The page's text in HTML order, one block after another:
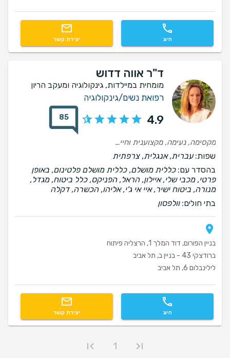
חיוג יצירת קשר
ד"ר אווה דדוש
מומחית במיילדות, גינקולוגיה ומעקב הריון
רפואת נשים/גינקולוגיה
4.9
85
מקסימה, נעימה, מקצוענית וחייכנית.
שפות:עברית, אנגלית, צרפתית
בהסדר עם:כללית מושלם, כללית מושלם פלטינום, באופן
פרטי, מכבי שלי, איילון, הראל, הפניקס, כלל ביטוח, מגדל,
מנורה, ביטוח ישיר, איי אי ג'י, אליהו, הכשרה, דקלה
בתי חולים:וולפסון
בניין הפורום, דוד המלך 1, הרצליה פיתוח
ברודצקי 43 - בניין ב, תל אביב
לילינבלום 6, תל אביב
חיוג יצירת קשר
1